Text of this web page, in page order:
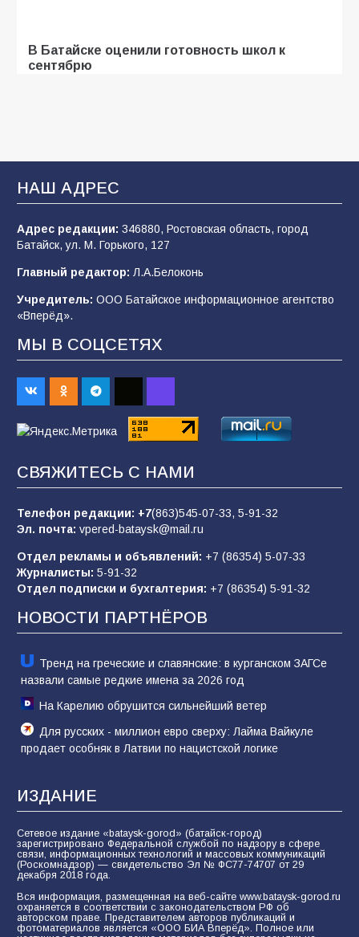
В Батайске оценили готовность школ к
сентябрю
образовательного кластера
100 05.08.2026
В Батайске продолжаются дорожные работы
96 04.08.2026
деле происходит в армии России в августе
2026 года
94 03.08.2026
пропагандистский вброс
«Слухами Москву не возьмёшь»: почему
заявления Киева о мобилизации — это
отчаяние, а не разведка
80 02.08.2026
НАШ АДРЕС
Адрес редакции: 346880, Ростовская область, город
Батайск, ул. М. Горького, 127
Главный редактор: Л.А.Белоконь
Учредитель: ООО Батайское информационное агентство
«Вперёд».
МЫ В СОЦСЕТЯХ
СВЯЖИТЕСЬ С НАМИ
Телефон редакции: +7(863)545-07-33, 5-91-32
Эл. почта: vpered-bataysk@mail.ru
Отдел рекламы и объявлений: +7 (86354) 5-07-33
Журналисты: 5-91-32
Отдел подписки и бухгалтерия: +7 (86354) 5-91-32
НОВОСТИ ПАРТНЁРОВ
Тренд на греческие и славянские: в курганском ЗАГСе
назвали самые редкие имена за 2026 год
На Карелию обрушится сильнейший ветер
Для русских - миллион евро сверху: Лайма Вайкуле
продает особняк в Латвии по нацистской логике
ИЗДАНИЕ
Сетевое издание «bataysk-gorod» (батайск-город)
зарегистрировано Федеральной службой по надзору в сфере
связи, информационных технологий и массовых коммуникаций
(Роскомнадзор) — свидетельство Эл № ФС77-74707 от 29
декабря 2018 года.
Вся информация, размещенная на веб-сайте www.bataysk-gorod.ru
охраняется в соответствии с законодательством РФ об
авторском праве. Представителем авторов публикаций и
фотоматериалов является «ООО БИА Вперёд». Полное или